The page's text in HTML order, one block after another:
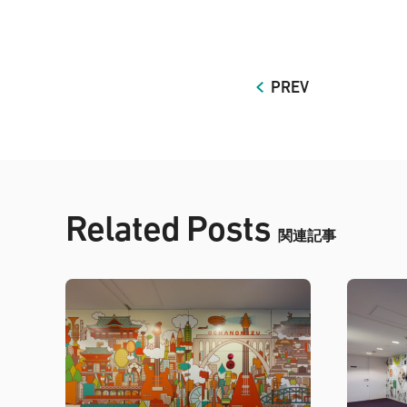
PREV
Related Posts 関連記事